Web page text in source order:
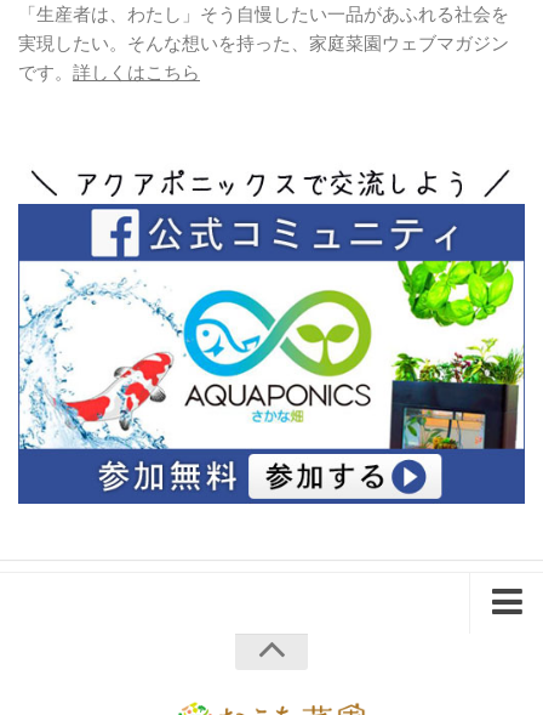
「生産者は、わたし」そう自慢したい一品があふれる社会を
実現したい。そんな想いを持った、家庭菜園ウェブマガジン
です。 詳しくはこちら